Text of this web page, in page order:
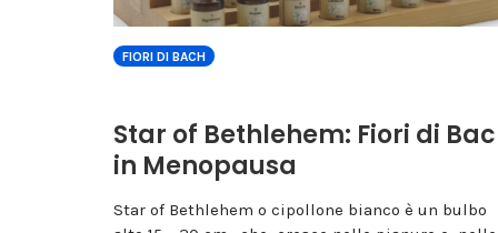
FIORI DI BACH
Star of Bethlehem: Fiori di
in Menopausa
Star of Bethlehem o cipollone bianco è un bulbo